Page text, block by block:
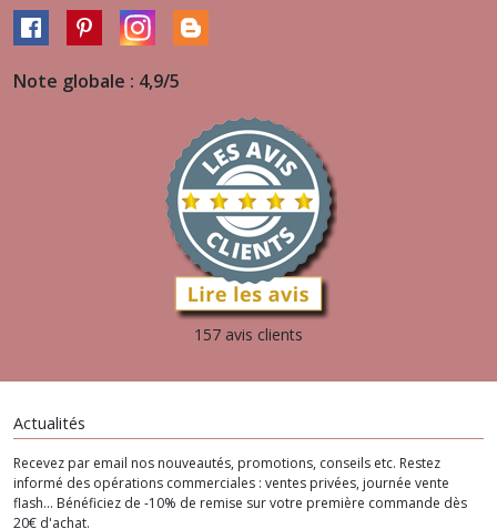
Note globale : 4,9/5
157 avis clients
Actualités
Recevez par email nos nouveautés, promotions, conseils etc. Restez
informé des opérations commerciales : ventes privées, journée vente
flash... Bénéficiez de -10% de remise sur votre première commande dès
20€ d'achat.